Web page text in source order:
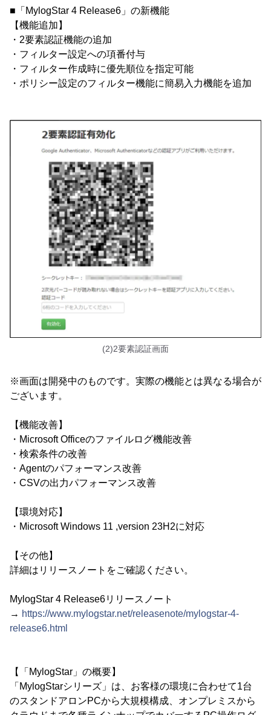
■「MylogStar 4 Release6」の新機能
【機能追加】
・2要素認証機能の追加
・フィルター設定への項番付与
・フィルター作成時に優先順位を指定可能
・ポリシー設定のフィルター機能に簡易入力機能を追加
(2)2要素認証画面
※画面は開発中のものです。実際の機能とは異なる場合が
ございます。
【機能改善】
・Microsoft Officeのファイルログ機能改善
・検索条件の改善
・Agentのパフォーマンス改善
・CSVの出力パフォーマンス改善
【環境対応】
・Microsoft Windows 11 ,version 23H2に対応
【その他】
詳細はリリースノートをご確認ください。
MylogStar 4 Release6リリースノート
→ https://www.mylogstar.net/releasenote/mylogstar-4-
release6.html
【「MylogStar」の概要】
「MylogStarシリーズ」は、お客様の環境に合わせて1台
のスタンドアロンPCから大規模構成、オンプレミスから